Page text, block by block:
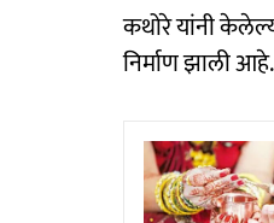
कथोरे यांनी
निर्माण झाली आहे.